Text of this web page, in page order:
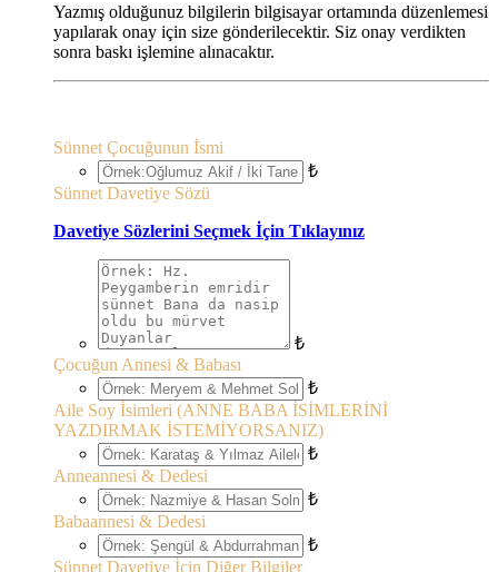
Yazmış olduğunuz bilgilerin bilgisayar ortamında düzenlemesi
yapılarak onay için size gönderilecektir. Siz onay verdikten
sonra baskı işlemine alınacaktır.
Sünnet Çocuğunun İsmi
₺
Sünnet Davetiye Sözü
Davetiye Sözlerini Seçmek İçin Tıklayınız
₺
Çocuğun Annesi & Babası
₺
Aile Soy İsimleri (ANNE BABA İSİMLERİNİ
YAZDIRMAK İSTEMİYORSANIZ)
₺
Anneannesi & Dedesi
₺
Babaannesi & Dedesi
₺
Sünnet Davetiye İçin Diğer Bilgiler